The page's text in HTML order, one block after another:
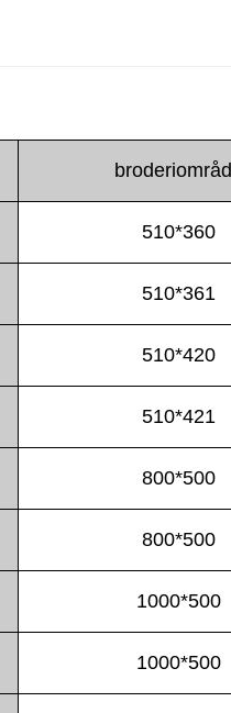
510*360
510*361
510*420
510*421
800*500
800*500
1000*500
1000*500